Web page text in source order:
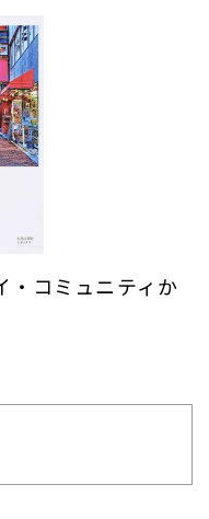
・コミュニティか